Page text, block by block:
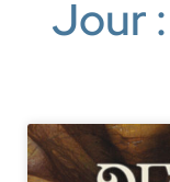
Jour